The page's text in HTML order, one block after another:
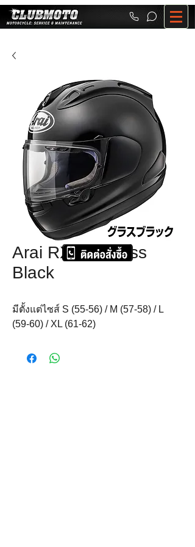
Arai RX-7X Glass
Black
มีตั้งแต่ไซส์ S (55-56) / M (57-58) / L
(59-60) / XL (61-62)